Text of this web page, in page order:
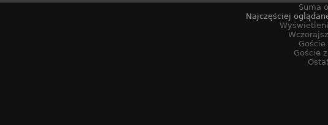
Suma
Najczęściej
Goście